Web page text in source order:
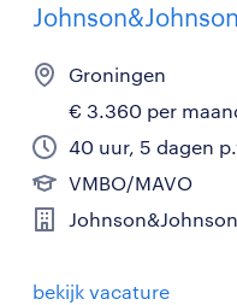
Johnson&Johnson
Groningen
€ 3.360 per
40 uur, 5 dagen
VMBO/MAVO
Johnson&Johnson
bekijk vacature